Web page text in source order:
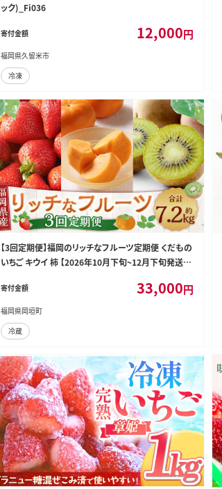
ック)_Fi036
寄付金額 12,000円
福岡県久留米市
冷凍
【3回定期便】福岡のリッチなフルーツ定期便 くだもの
いちご キウイ 柿 【2026年10月下旬~12月下旬発送予
寄付金額 33,000円
福岡県岡垣町
冷蔵